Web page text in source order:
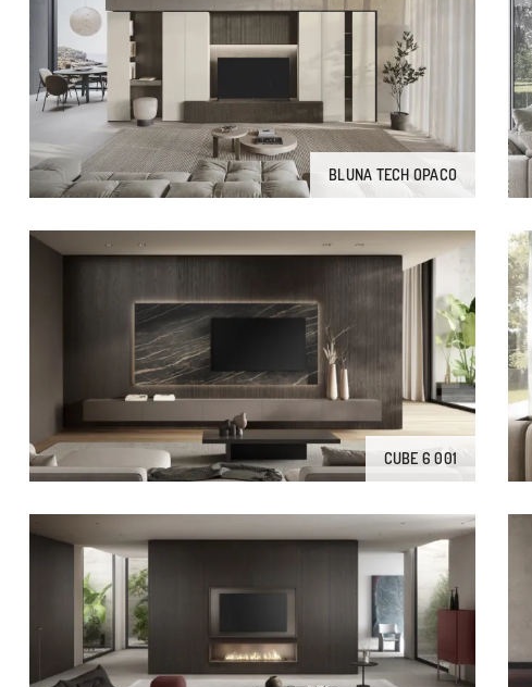
BLUNA TECH OPACO
CUBE 6 001